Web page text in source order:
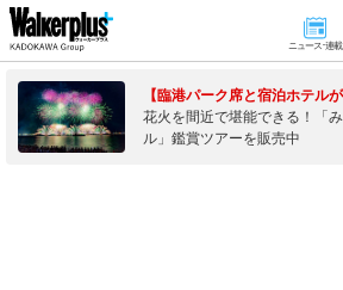
ニュース･連載
【臨港パーク席と宿泊ホテルが
花火を間近で堪能できる！「
ル」鑑賞ツアーを販売中